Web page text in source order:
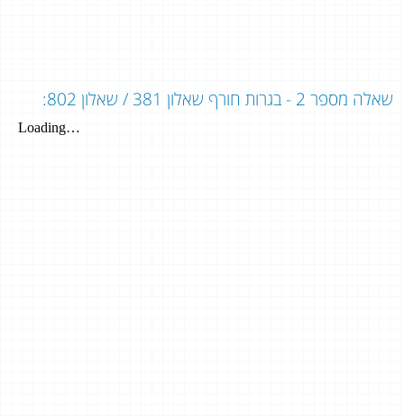
שאלה מספר 2 - בגרות חורף שאלון 381 / שאלון 802: